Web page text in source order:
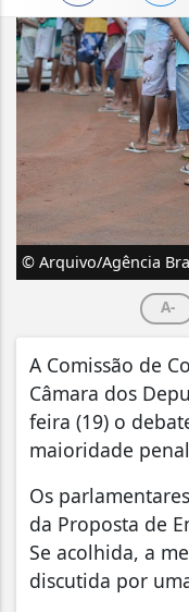
© Arquivo/Agência
A-
A Comissão de
Câmara dos
feira (19) o
maioridade
Os
da Proposta de
Se acolhida, a
discutida por